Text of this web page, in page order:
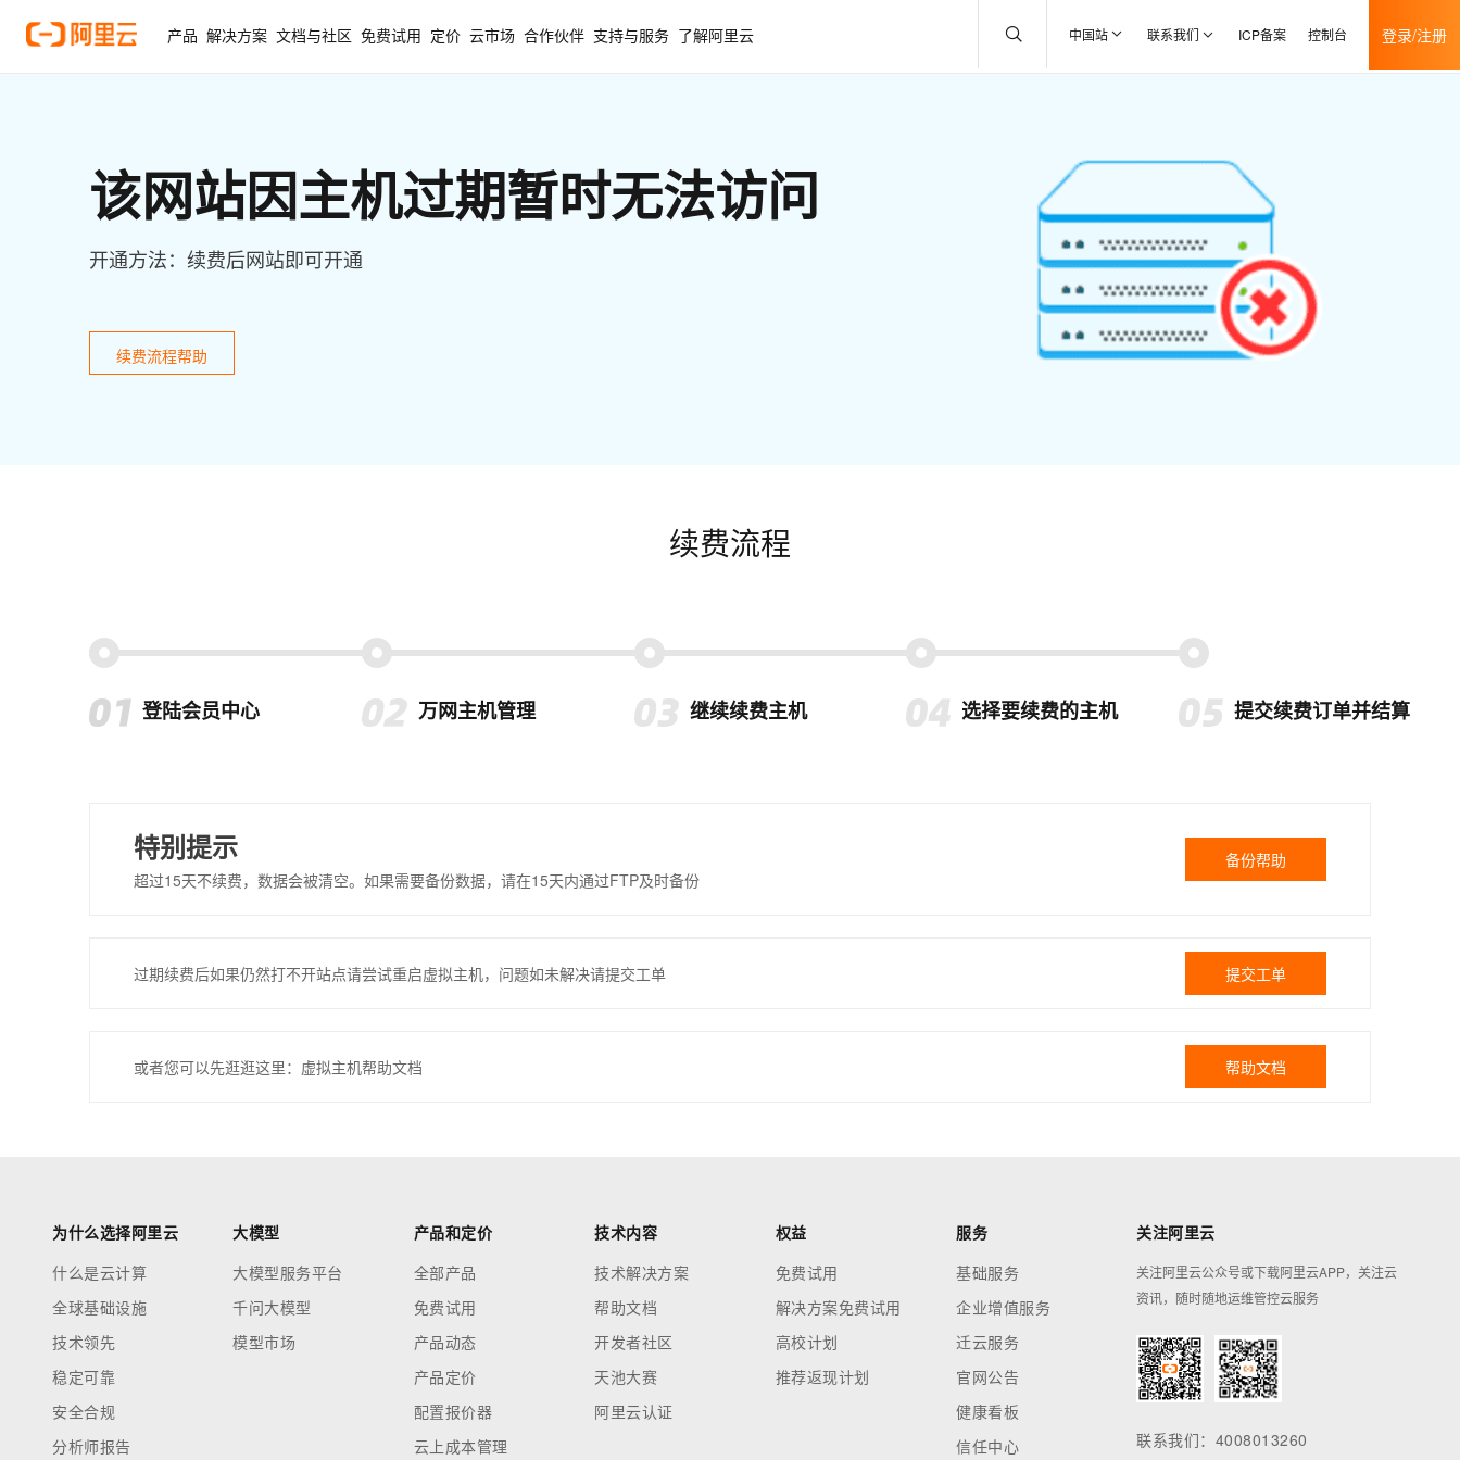
产品 解决方案 文档与社区 免费试用 定价 云市场 合作伙伴 支持与服务 了解阿里云 中国站 联系我们 ICP备案 控制台 登录/注册
该网站因主机过期暂时无法访问
开通方法：续费后网站即可开通
续费流程帮助
续费流程
登陆会员中心 万网主机管理 继续续费主机 选择要续费的主机 提交续费订单并结算
特别提示
超过15天不续费，数据会被清空。如果需要备份数据，请在15天内通过FTP及时备份
备份帮助
过期续费后如果仍然打不开站点请尝试重启虚拟主机，问题如未解决请提交工单 提交工单
或者您可以先逛逛这里：虚拟主机帮助文档 帮助文档